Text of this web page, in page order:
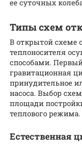
ее суточных
Типы схем
В открытой схеме
теплоносителя
способами.
гравитационная
принудительное
насоса. Выбор
площади
теплового режима.
Естественная